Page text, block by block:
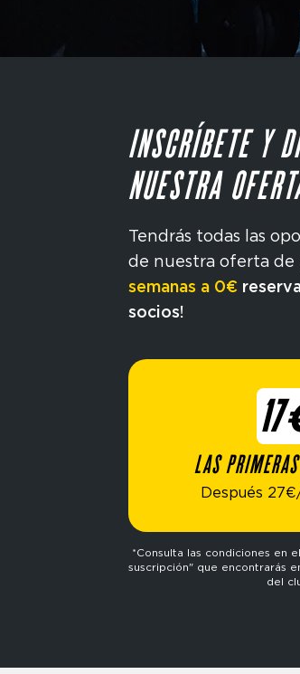
INSCRÍBETE Y
NUESTRA
Tendrás todas las
de nuestra oferta de
semanas a 0€
socios!
LAS
Después
*Consulta las condiciones en
suscripción" que encontrarás
del